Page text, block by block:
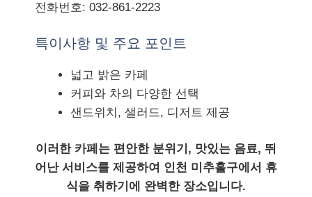
전화번호: 032-861-2223
특이사항 및 주요 포인트
넓고 밝은 카페
커피와 차의 다양한 선택
샌드위치, 샐러드, 디저트 제공
이러한 카페는 편안한 분위기, 맛있는 음료, 뛰
어난 서비스를 제공하여 인천 미추홀구에서 휴
식을 취하기에 완벽한 장소입니다.